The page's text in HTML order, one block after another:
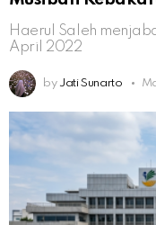
Haerul Saleh
April 2022
by Jati Sunarto